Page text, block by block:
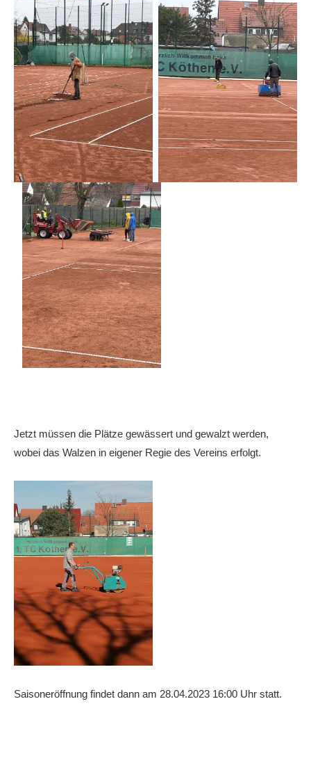
TRAINING
Trainingszeiten
Trainer
Platz buchen
Kinder- und Jugendtraining
EVENTS & TURNIERE
Anhalt Open Senioren
4-Städte-Turnier
Unternehmer-Cup 2026
5. Kreismeisterschaften Anhalt Bitterfeld Kinder und
Jugend 2026
Vereinsturniere 2026
Jetzt müssen die Plätze gewässert und gewalzt werden,
wobei das Walzen in eigener Regie des Vereins erfolgt.
Saisoneröffnung findet dann am 28.04.2023 16:00 Uhr statt.